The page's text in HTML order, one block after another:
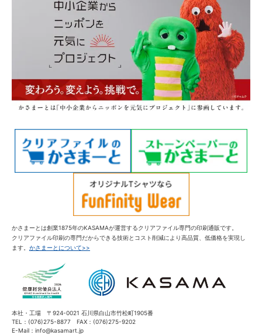
かさまーとは創業1875年のKASAMAが運営するクリアファイル専門の印刷通販です。
クリアファイル印刷の専門だからできる技術とコスト削減により高品質、低価格を実現し
ます。 かさまーとについて>>
本社・工場 〒924-0021 石川県白山市竹松町1905番
TEL：(076)275-8877 FAX：(076)275-9202
E-Mail：info@kasamart.jp